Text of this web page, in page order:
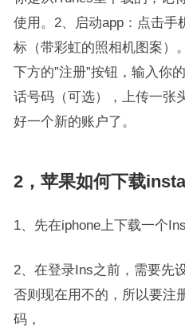
使用。2、启动app：点击手
标（带彩虹的照相机图案）
下方的”注册”按钮，输入你
话号码（可选），上传一张
好一个新的账户了。
2，苹果如何下载
1、先在iphone上下载一个
2、在登录Ins之前，需要先
否则现在用不的，所以要注
码，